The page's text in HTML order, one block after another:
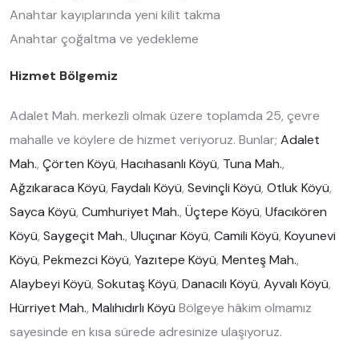
Anahtar kayıplarında yeni kilit takma
Anahtar çoğaltma ve yedekleme
Hizmet Bölgemiz
Adalet Mah. merkezli olmak üzere toplamda 25, çevre
mahalle ve köylere de hizmet veriyoruz. Bunlar; Adalet
Mah., Çörten Köyü, Hacıhasanlı Köyü, Tuna Mah.,
Ağzıkaraca Köyü, Faydalı Köyü, Sevinçli Köyü, Otluk Köyü,
Sayca Köyü, Cumhuriyet Mah., Üçtepe Köyü, Ufacıkören
Köyü, Saygeçit Mah., Uluçınar Köyü, Camili Köyü, Koyunevi
Köyü, Pekmezci Köyü, Yazıtepe Köyü, Menteş Mah.,
Alaybeyi Köyü, Sokutaş Köyü, Danacılı Köyü, Ayvalı Köyü,
Hürriyet Mah., Malıhıdırlı Köyü Bölgeye hâkim olmamız
sayesinde en kısa sürede adresinize ulaşıyoruz.